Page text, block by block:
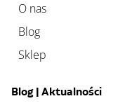
O nas
Blog
Sklep
Blog | Aktualności